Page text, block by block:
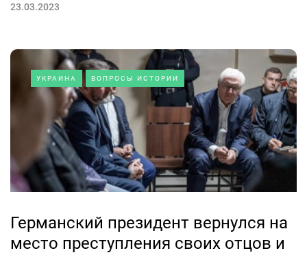
23.03.2023
УКРАИНА ВОПРОСЫ ИСТОРИИ
Германский президент вернулся на
место преступления своих отцов и